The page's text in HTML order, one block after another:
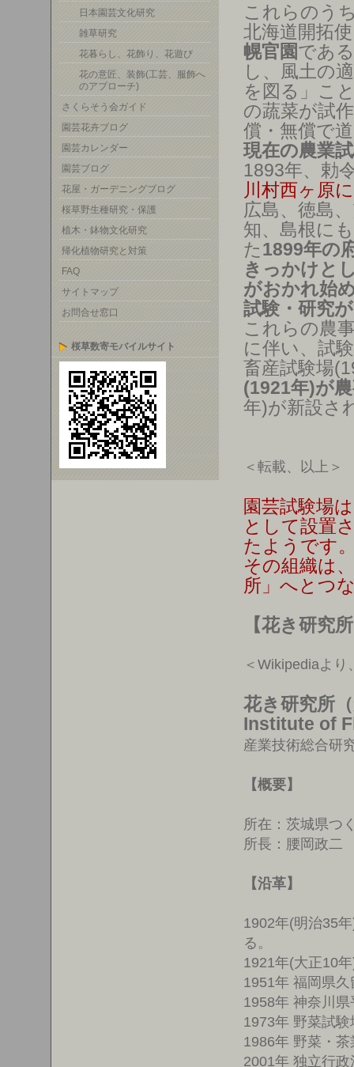
日本園芸文化研究
雑草研究
花暮らし、花飾り、花遊び
花の意匠、装飾(工芸、服飾へ
のアプローチ)
さくらそう会ガイド
園芸花卉ブログ
園芸カレンダー
園芸ブログ
花屋・ガーデニングブログ
桜草野生種研究・保護
植木・鉢物文化研究
帰化植物研究と対策
FAQ
サイトマップ
お問合せ窓口
桜草数寄モバイルサイト
これらのう
北海道開拓
幌官園であ
し、風土の
を図る」こ
の蔬菜が試
償・無償で
現在の農業
1893年、勅
川村西ヶ原
広島、徳島
知、島根に
た1899年の
きっかけと
がおかれ始
試験・研究
これらの農
に伴い、試
畜産試験場
(1921年)が
年)が新設さ
＜転載、以上＞
園芸試験場
として設置
たようです
その組織は
所」へとつ
【花き研究
＜Wikipediaより
花き研究所
Institute of
産業技術総合研
【概要】
所在：茨城県つ
所長：腰岡政二
【沿革】
1902年(明治35
る。
1921年(大正10
1951年 福岡県
1958年 神奈川
1973年 野菜試
1986年 野菜・
2001年 独立行